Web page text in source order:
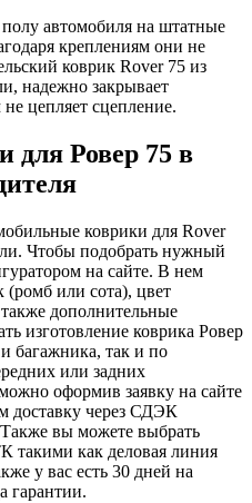
автомобиля на штатные
креплениям они не
коврик Rover 75 из
надежно закрывает
цепляет сцепление.
для Ровер 75 в
коврики для Rover
Чтобы подобрать нужный
на сайте. В нем
(ромб или сота), цвет
дополнительные
изготовление коврика Ровер
багажника, так и по
или задних
оформив заявку на сайте
доставку через СДЭК
вы можете выбрать
такими как деловая линия
у вас есть 30 дней на
гарантии.